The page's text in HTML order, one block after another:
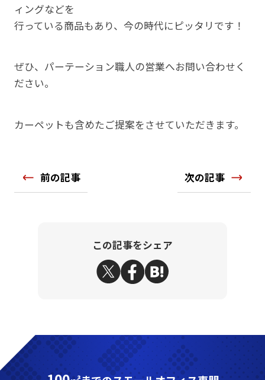
ィングなどを
行っている商品もあり、今の時代にピッタリです！
ぜひ、パーテーション職人の営業へお問い合わせく
ださい。
カーペットも含めたご提案をさせていただきます。
前の記事 次の記事
この記事をシェア